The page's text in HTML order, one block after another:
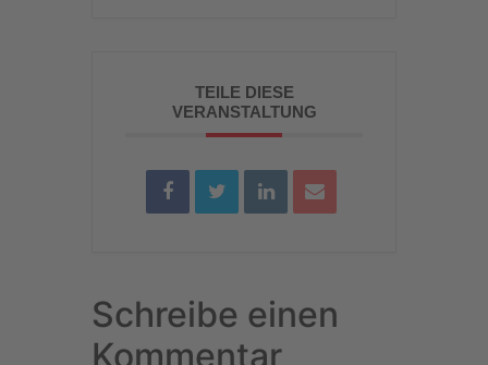
TEILE DIESE
VERANSTALTUNG
Schreibe einen
Kommentar